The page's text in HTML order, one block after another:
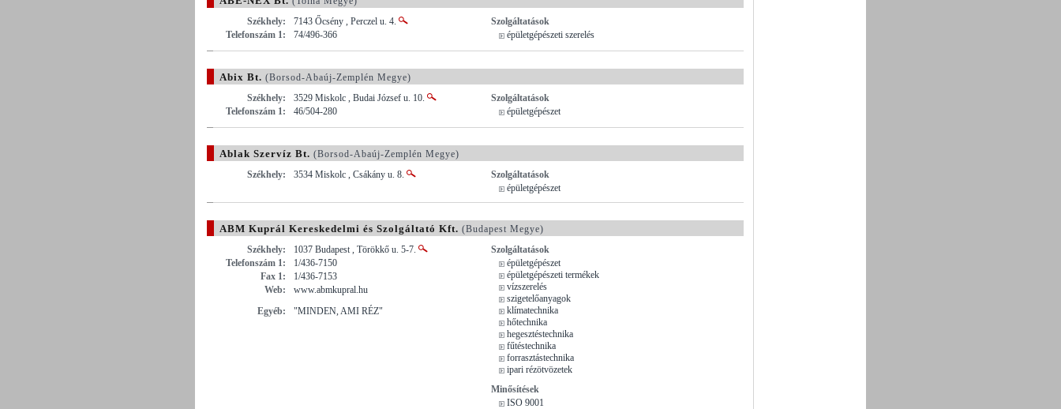
Székhely:
7143 Őcsény , Perczel u. 4.
Telefonszám 1:
74/496-366
Szolgáltatások
épületgépészeti szerelés
Abix Bt. (Borsod-Abaúj-Zemplén Megye)
Székhely:
3529 Miskolc , Budai József u. 10.
Telefonszám 1:
46/504-280
Szolgáltatások
épületgépészet
Ablak Szervíz Bt. (Borsod-Abaúj-Zemplén Megye)
Székhely:
3534 Miskolc , Csákány u. 8.
Szolgáltatások
épületgépészet
ABM Kuprál Kereskedelmi és Szolgáltató Kft. (Budapest Megye)
Székhely:
1037 Budapest , Törökkő u. 5-7.
Telefonszám 1:
1/436-7150
Fax 1:
1/436-7153
Web:
www.abmkupral.hu
Egyéb:
"MINDEN, AMI RÉZ"
Szolgáltatások
épületgépészet
épületgépészeti termékek
vízszerelés
szigetelőanyagok
klímatechnika
hőtechnika
hegesztéstechnika
fűtéstechnika
forrasztástechnika
ipari rézötvözetek
Minősítések
ISO 9001